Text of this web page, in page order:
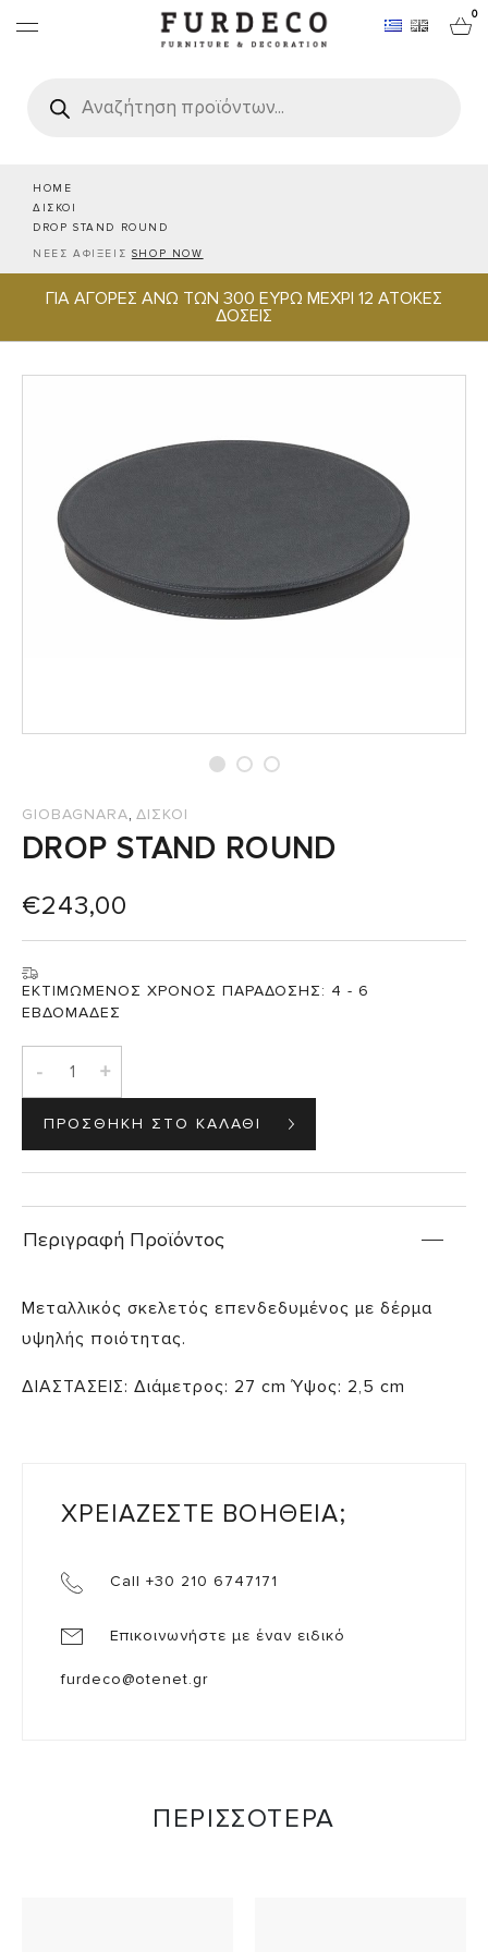
0
search
HOME
ΔΙΣΚΟΙ
DROP STAND ROUND
ΝΕΕΣ ΑΦΙΞΕΙΣ SHOP NOW
ΓΙΑ ΑΓΟΡΕΣ ΑΝΩ ΤΩΝ 300 ΕΥΡΩ ΜΕΧΡΙ 12 ΑΤΟΚΕΣ
ΔΟΣΕΙΣ
ΕΠΙΠΛΑ
ΧΑΛΙΑ
ΕΙΔΗ ΣΕΡΒΙΡΙΣΜΑΤΟΣ & ΦΙΛΟΞΕΝΙΑΣ
GIOBAGNARA, ΔΙΣΚΟΙ
DROP STAND ROUND
€243,00
ΕΚΤΙΜΩΜΕΝΟΣ ΧΡΟΝΟΣ ΠΑΡΑΔΟΣΗΣ: 4 - 6
ΕΒΔΟΜΑΔΕΣ
- +
Περιγραφή Προϊόντος
Μεταλλικός σκελετός επενδεδυμένος με δέρμα
υψηλής ποιότητας.
ΔΙΑΣΤΑΣΕΙΣ: Διάμετρος: 27 cm Ύψος: 2,5 cm
ΧΡΕΙΑΖΕΣΤΕ ΒΟΗΘΕΙΑ;
Call +30 210 6747171
Επικοινωνήστε με έναν ειδικό
furdeco@otenet.gr
ΠΕΡΙΣΣΟΤΕΡΑ